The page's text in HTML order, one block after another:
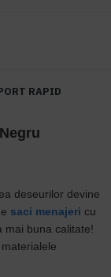
RAPID
deseurilor devine
saci menajeri cu
mai buna calitate!